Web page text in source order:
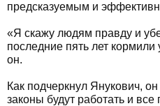
предсказуемым и
«Я скажу людям правду и
последние пять лет
он.
Как подчеркнул Янукович,
законы будут работать и